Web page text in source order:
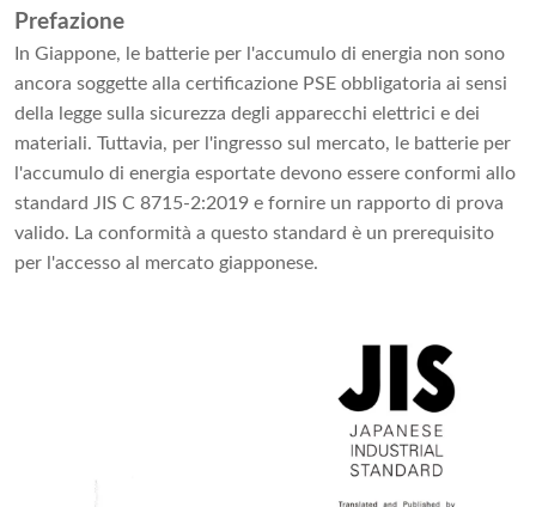
Prefazione
In Giappone, le batterie per l'accumulo di energia non sono
ancora soggette alla certificazione PSE obbligatoria ai sensi
della legge sulla sicurezza degli apparecchi elettrici e dei
materiali. Tuttavia, per l'ingresso sul mercato, le batterie per
l'accumulo di energia esportate devono essere conformi allo
standard JIS C 8715-2:2019 e fornire un rapporto di prova
valido. La conformità a questo standard è un prerequisito
per l'accesso al mercato giapponese.